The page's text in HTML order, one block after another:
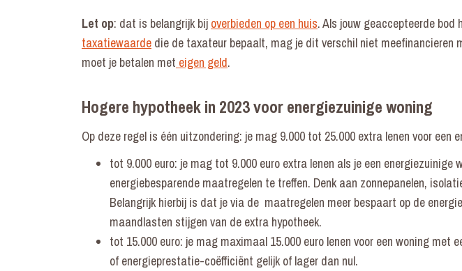
Let op: dat is belangrijk bij overbieden op een huis. Als jouw geaccepteerde bod
taxatiewaarde die de taxateur bepaalt, mag je dit verschil niet meefinancieren
moet je betalen met eigen geld.
Hogere hypotheek in 2023 voor energiezuinige woning
Op deze regel is één uitzondering: je mag 9.000 tot 25.000 extra lenen voor een
tot 9.000 euro: je mag tot 9.000 euro extra lenen als je een energiezuinige
energiebesparende maatregelen te treffen. Denk aan zonnepanelen,
Belangrijk hierbij is dat je via de maatregelen meer bespaart op de
maandlasten stijgen van de extra hypotheek.
tot 15.000 euro: je mag maximaal 15.000 euro lenen voor een woning met
of energieprestatie-coëfficiënt gelijk of lager dan nul.